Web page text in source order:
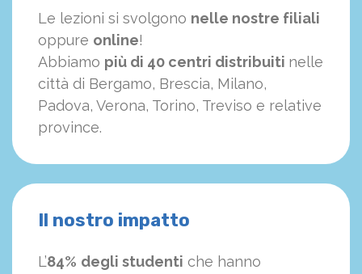
Le lezioni si svolgono nelle nostre filiali
oppure online!
Abbiamo più di 40 centri distribuiti nelle
città di Bergamo, Brescia, Milano,
Padova, Verona, Torino, Treviso e relative
province.
Il nostro impatto
L’84% degli studenti che hanno